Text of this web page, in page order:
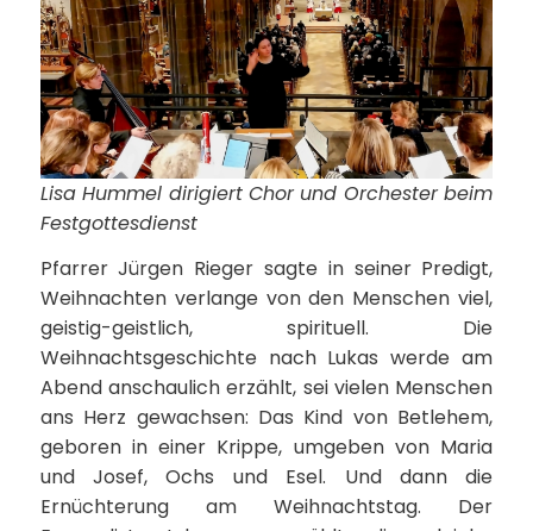
Lisa Hummel dirigiert Chor und Orchester beim
Festgottesdienst
Pfarrer Jürgen Rieger sagte in seiner Predigt,
Weihnachten verlange von den Menschen viel,
geistig-geistlich, spirituell. Die
Weihnachtsgeschichte nach Lukas werde am
Abend anschaulich erzählt, sei vielen Menschen
ans Herz gewachsen: Das Kind von Betlehem,
geboren in einer Krippe, umgeben von Maria
und Josef, Ochs und Esel. Und dann die
Ernüchterung am Weihnachtstag. Der